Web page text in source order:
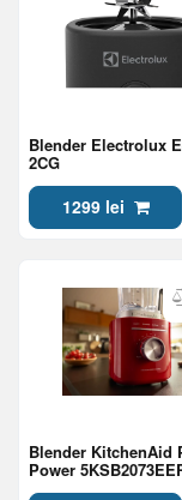
Blender Electrolux
2CG
1299 lei
Blender KitchenAid
Power